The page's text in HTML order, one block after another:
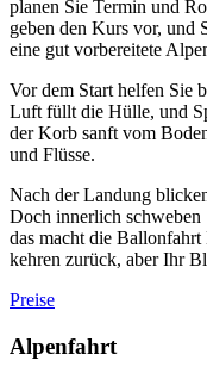
planen Sie Termin und
geben den Kurs vor, und
eine gut vorbereitete
Vor dem Start helfen Sie
Luft füllt die Hülle, und
der Korb sanft vom
und Flüsse.
Nach der Landung
Doch innerlich
das macht die
kehren zurück, aber Ihr
Preise
Alpenfahrt